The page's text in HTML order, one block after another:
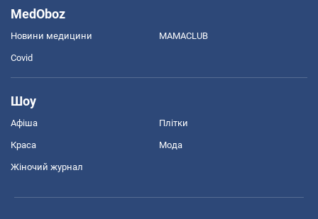
MedOboz
Новини медицини MAMACLUB
Covid
Шоу
Афіша Плітки
Краса Мода
Жіночий журнал